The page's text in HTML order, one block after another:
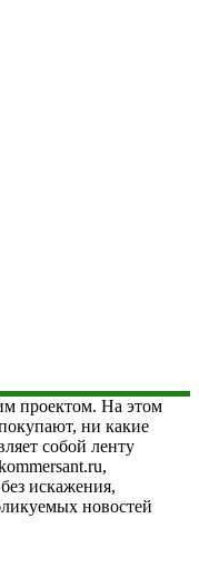
проектом. На этом
ни какие
собой ленту
искажения,
новостей